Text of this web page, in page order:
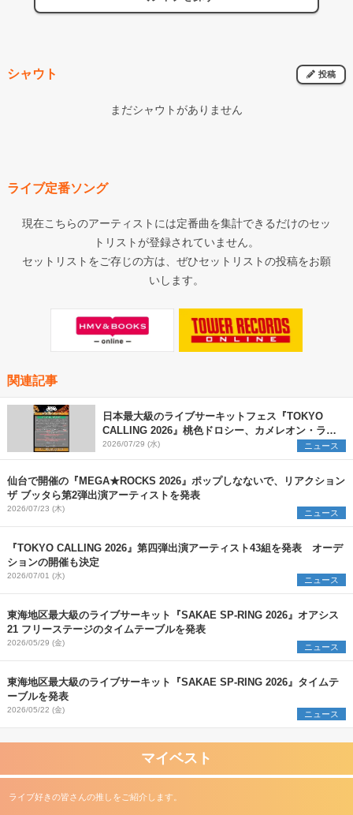
シャウト 投稿
まだシャウトがありません
ライブ定番ソング
現在こちらのアーティストには定番曲を集計できるだけのセッ
トリストが登録されていません。
セットリストをご存じの方は、ぜひセットリストの投稿をお願
いします。
関連記事
日本最大級のライブサーキットフェス『TOKYO
CALLING 2026』桃色ドロシー、カメレオン・ライ
ム・ウーピーパイら第六弾出演アーティスト（64
組）を発表
2026/07/29 (水) ニュース
仙台で開催の『MEGA★ROCKS 2026』ポップしなないで、リアクション
ザ ブッタら第2弾出演アーティストを発表
2026/07/23 (木) ニュース
『TOKYO CALLING 2026』第四弾出演アーティスト43組を発表 オーデ
ションの開催も決定
2026/07/01 (水) ニュース
東海地区最大級のライブサーキット『SAKAE SP-RING 2026』オアシス
21 フリーステージのタイムテーブルを発表
2026/05/29 (金) ニュース
東海地区最大級のライブサーキット『SAKAE SP-RING 2026』タイムテ
ーブルを発表
2026/05/22 (金) ニュース
マイベスト
ライブ好きの皆さんの推しをご紹介します。